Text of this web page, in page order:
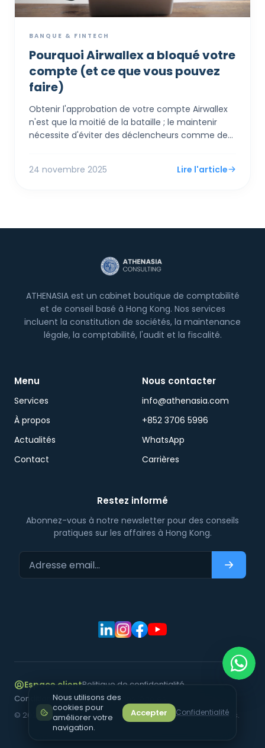
BANQUE & FINTECH
Pourquoi Airwallex a bloqué votre
compte (et ce que vous pouvez
faire)
Obtenir l'approbation de votre compte Airwallex
n'est que la moitié de la bataille ; le maintenir
nécessite d'éviter des déclencheurs comme des
inquiètent les partenaires bancaires. L'erreur la
et conduit souvent à un gel—un statut de
24 novembre 2025 Lire l'article
ATHENASIA est un cabinet boutique de comptabilité
et de conseil basé à Hong Kong. Nos services
incluent la constitution de sociétés, la maintenance
légale, la comptabilité, l'audit et la fiscalité.
Menu
Services
À propos
Actualités
Contact
Nous contacter
info@athenasia.com
+852 3706 5996
WhatsApp
Carrières
Restez informé
Abonnez-vous à notre newsletter pour des conseils
pratiques sur les affaires à Hong Kong.
Espace clientPolitique de confidentialité
Conditions d'utilisationMentions légales
© 2026ATHENASIA Consulting Limited. Tous droits réservés.
Nous utilisons des
cookies pour
améliorer votre
navigation.
Accepter Confidentialité